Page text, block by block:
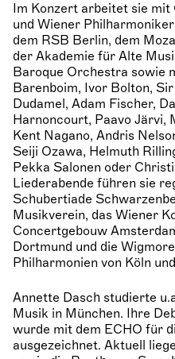
Im Konzert arbeitet sie
und Wiener
dem RSB Berlin, dem
der Akademie für Alte
Baroque Orchestra sowie
Barenboim, Ivor Bolton,
Dudamel, Adam Fischer,
Harnoncourt, Paavo Järvi,
Kent Nagano, Andris
Seiji Ozawa, Helmuth
Pekka Salonen oder
Liederabende führen sie
Schubertiade
Musikverein, das Wiener
Concertgebouw
Dortmund und die
Philharmonien von Köln
Annette Dasch studierte
Musik in München. Ihre
wurde mit dem ECHO für
ausgezeichnet. Aktuell